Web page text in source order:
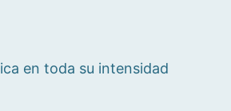
en toda su intensidad